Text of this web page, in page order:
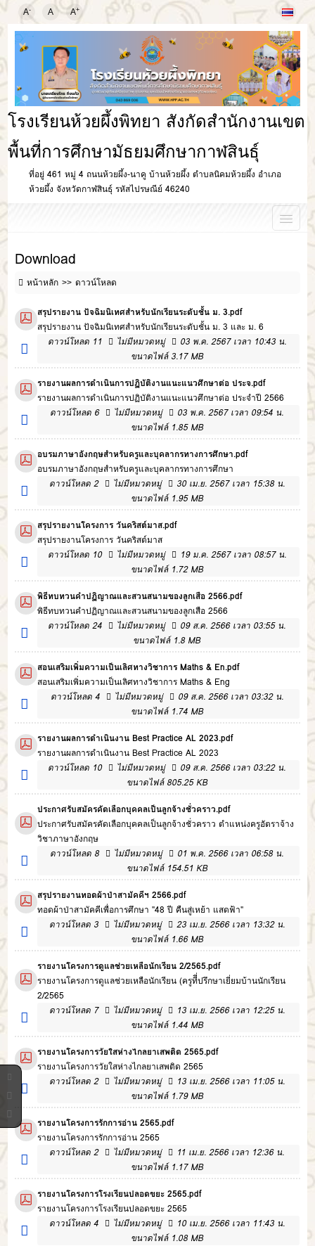
A- A A+
โรงเรียนห้วยผึ้งพิทยา สังกัดสำนักงานเขต
พื้นที่การศึกษามัธยมศึกษากาฬสินธุ์
ที่อยู่ 461 หมู่ 4 ถนนห้วยผึ้ง-นาคู บ้านห้วยผึ้ง ตำบลนิคมห้วยผึ้ง อำเภอ
ห้วยผึ้ง จังหวัดกาฬสินธุ์ รหัสไปรษณีย์ 46240
Download
หน้าหลัก ดาวน์โหลด
สรุปรายงาน ปัจฉิมนิเทศสำหรับนักเรียนระดับชั้น ม. 3.pdf
สรุปรายงาน ปัจฉิมนิเทศสำหรับนักเรียนระดับชั้น ม. 3 และ ม. 6
ดาวน์โหลด 11 ไม่มีหมวดหมู่
03 พ.ค. 2567 เวลา 10:43 น.
ขนาดไฟล์ 3.17 MB
รายงานผลการดําเนินการปฏิบัติงานแนะแนวศึกษาต่อ ประจ.pdf
รายงานผลการดําเนินการปฏิบัติงานแนะแนวศึกษาต่อ ประจำปี 2566
ดาวน์โหลด 6 ไม่มีหมวดหมู่
03 พ.ค. 2567 เวลา 09:54 น.
ขนาดไฟล์ 1.85 MB
อบรมภาษาอังกฤษสำหรับครูและบุคลากรทางการศึกษา.pdf
อบรมภาษาอังกฤษสำหรับครูและบุคลากรทางการศึกษา
ดาวน์โหลด 2 ไม่มีหมวดหมู่
30 เม.ย. 2567 เวลา 15:38 น.
ขนาดไฟล์ 1.95 MB
สรุปรายงานโครงการ วันคริสต์มาส.pdf
สรุปรายงานโครงการ วันคริสต์มาส
ดาวน์โหลด 10 ไม่มีหมวดหมู่
19 ม.ค. 2567 เวลา 08:57 น.
ขนาดไฟล์ 1.72 MB
พิธีทบทวนคำปฏิญาณและสวนสนามของลูกเสือ 2566.pdf
พิธีทบทวนคำปฏิญาณและสวนสนามของลูกเสือ 2566
ดาวน์โหลด24 ไม่มีหมวดหมู่
09 ส.ค. 2566 เวลา 03:55 น.
ขนาดไฟล์ 1.8 MB
สอนเสริมเพิ่มความเป็นเลิศทางวิชาการ Maths & En.pdf
สอนเสริมเพิ่มความเป็นเลิศทางวิชาการ Maths & Eng
ดาวน์โหลด 4 ไม่มีหมวดหมู่
09 ส.ค. 2566 เวลา 03:32 น.
ขนาดไฟล์ 1.74 MB
รายงานผลการดำเนินงาน Best Practice AL 2023.pdf
รายงานผลการดำเนินงาน Best Practice AL 2023
ดาวน์โหลด 10 ไม่มีหมวดหมู่
09 ส.ค. 2566 เวลา 03:22 น.
ขนาดไฟล์ 805.25 KB
ประกาศรับสมัครคัดเลือกบุคคลเป็นลูกจ้างชั่วคราว.pdf
ประกาศรับสมัครคัดเลือกบุคคลเป็นลูกจ้างชั่วคราว ตำแหน่งครูอัตราจ้าง
วิชาภาษาอังกฤษ
ดาวน์โหลด 8 ไม่มีหมวดหมู่
01 พ.ค. 2566 เวลา 06:58 น.
ขนาดไฟล์ 154.51 KB
สรุปรายงานทอดผ้าป่าสามัคคีฯ 2566.pdf
ทอดผ้าป่าสามัคคีเพื่อการศึกษา "48 ปี คืนสู่เหย้า แสดฟ้า"
ดาวน์โหลด 3 ไม่มีหมวดหมู่
23 เม.ย. 2566 เวลา 13:32 น.
ขนาดไฟล์ 1.66 MB
รายงานโครงการดูแลช่วยเหลือนักเรียน 2/2565.pdf
รายงานโครงการดูแลช่วยเหลือนักเรียน (ครูทีี่ปรึกษาเยี่ยมบ้านนักเรียน
2/2565
ดาวน์โหลด 7 ไม่มีหมวดหมู่
13 เม.ย. 2566 เวลา 12:25 น.
ขนาดไฟล์ 1.44 MB
รายงานโครงการวัยใสห่างไกลยาเสพติด 2565.pdf
รายงานโครงการวัยใสห่างไกลยาเสพติด 2565
ดาวน์โหลด 2 ไม่มีหมวดหมู่
13 เม.ย. 2566 เวลา 11:05 น.
ขนาดไฟล์ 1.79 MB
รายงานโครงการรักการอ่าน 2565.pdf
รายงานโครงการรักการอ่าน 2565
ดาวน์โหลด2 ไม่มีหมวดหมู่
11 เม.ย. 2566 เวลา 12:36 น.
ขนาดไฟล์ 1.17 MB
รายงานโครงการโรงเรียนปลอดขยะ 2565.pdf
รายงานโครงการโรงเรียนปลอดขยะ 2565
ดาวน์โหลด 4 ไม่มีหมวดหมู่
10 เม.ย. 2566 เวลา 11:43 น.
ขนาดไฟล์ 1.08 MB